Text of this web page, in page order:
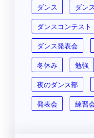
ダンス
ダン
ダンスコンテスト
ダンス発表会
冬休み
勉強
夜のダンス部
発表会
練習